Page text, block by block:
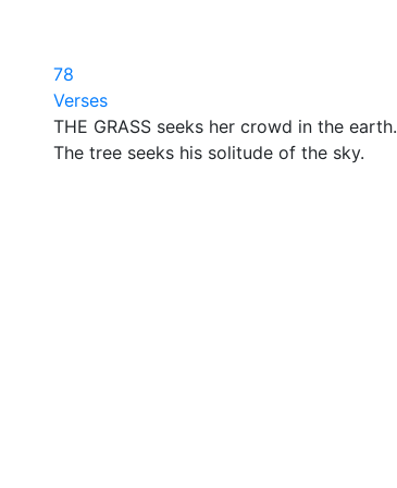
78
Verses
THE GRASS seeks her crowd in the earth.
The tree seeks his solitude of the sky.